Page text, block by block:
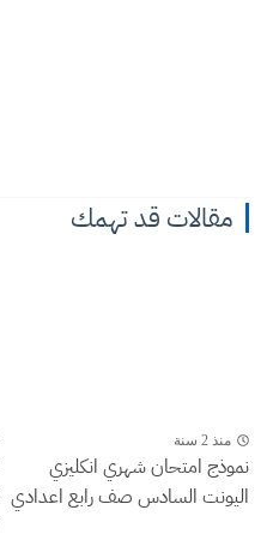
مقالات قد تهمك
منذ 2 سنة
نموذج امتحان شهري انكليزي
اليونت السادس صف رابع اعدادي